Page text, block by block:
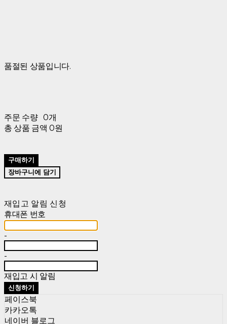
품절된 상품입니다.
주문 수량 0개
총 상품 금액 0원
구매하기
장바구니에 담기
재입고 알림 신청
휴대폰 번호
-
-
재입고 시 알림
신청하기
페이스북
카카오톡
네이버 블로그